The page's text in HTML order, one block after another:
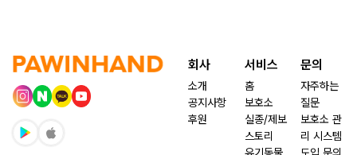
회사
소개
공지사항
후원
서비스
홈
보호소
실종/제보
스토리
문의
자주하는
질문
보호소 관
리 시스템